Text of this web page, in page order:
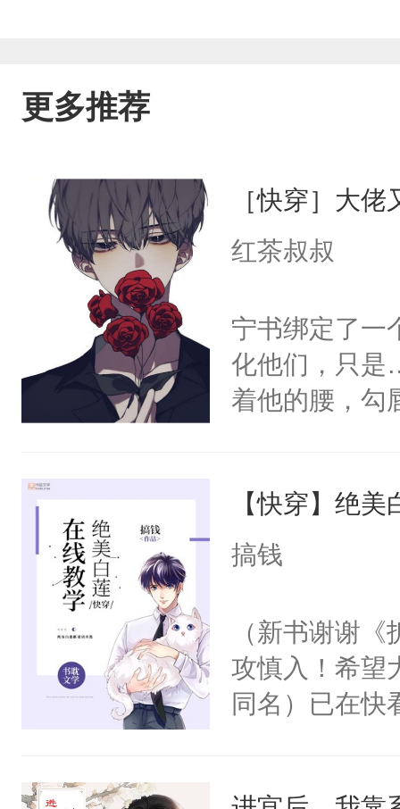
更多推荐
［快穿］大
红茶叔叔
宁书绑定了一
化他们，只是
着他的腰，勾
来，给老公
用力——为你
【快穿】绝
搞钱
（新书谢谢
攻慎入！希望
同名）已在快